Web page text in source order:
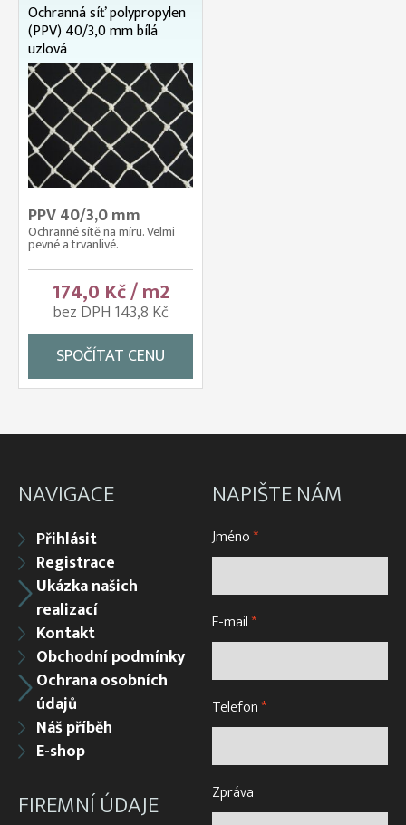
Ochranná síť polypropylen
(PPV) 40/3,0 mm bílá
uzlová
PPV 40/3,0 mm
Ochranné sítě na míru. Velmi
pevné a trvanlivé.
174,0 Kč / m2
bez DPH 143,8 Kč
SPOČÍTAT CENU
NAVIGACE
Přihlásit
Registrace
Ukázka našich
realizací
Kontakt
Obchodní podmínky
Ochrana osobních
údajů
Náš příběh
E-shop
FIREMNÍ ÚDAJE
NAPIŠTE NÁM
Jméno*
E-mail*
Telefon*
Zpráva